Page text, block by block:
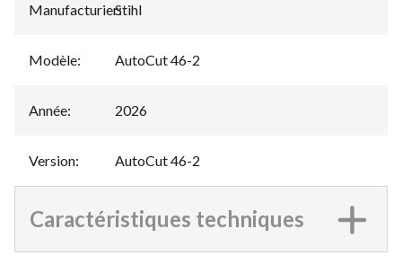
Manufacturier:
Stihl
Modèle: AutoCut 46-2
Année: 2026
Version: AutoCut 46-2
Caractéristiques techniques